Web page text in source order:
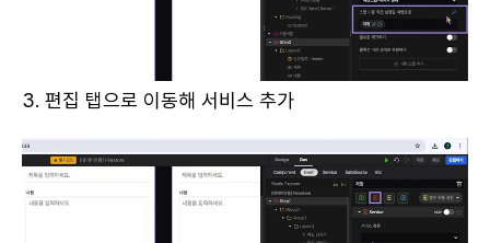
3. 편집 탭으로 이동해 서비스 추가